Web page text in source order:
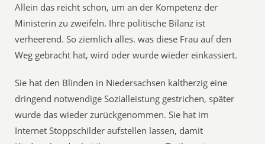
Allein das reicht schon, um an der Kompetenz der
Ministerin zu zweifeln. Ihre politische Bilanz ist
verheerend. So ziemlich alles. was diese Frau auf den
Weg gebracht hat, wird oder wurde wieder einkassiert.
Sie hat den Blinden in Niedersachsen kaltherzig eine
dringend notwendige Sozialleistung gestrichen, später
wurde das wieder zurückgenommen. Sie hat im
Internet Stoppschilder aufstellen lassen, damit